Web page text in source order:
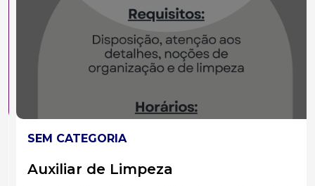
SEM CATEGORIA
Auxiliar de Limpeza